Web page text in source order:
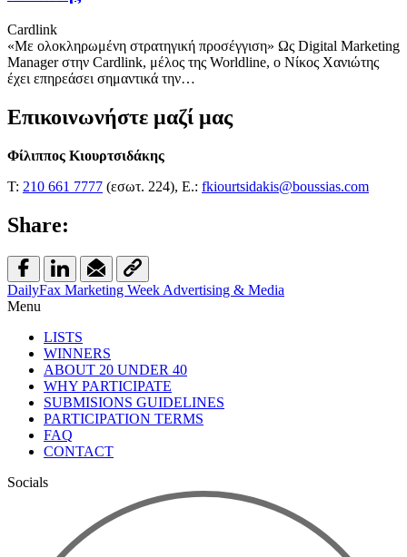
Cardlink
«Με ολοκληρωμένη στρατηγική προσέγγιση» Ως Digital Marketing
Manager στην Cardlink, μέλος της Worldline, ο Νίκος Χανιώτης
έχει επηρεάσει σημαντικά την…
Επικοινωνήστε μαζί μας
Φίλιππος Κιουρτσιδάκης
Τ: 210 661 7777 (εσωτ. 224), E.: fkiourtsidakis@boussias.com
Share:
DailyFax Marketing Week Advertising & Media
Menu
LISTS
WINNERS
ABOUT 20 UNDER 40
WHY PARTICIPATE
SUBMISIONS GUIDELINES
PARTICIPATION TERMS
FAQ
CONTACT
Socials